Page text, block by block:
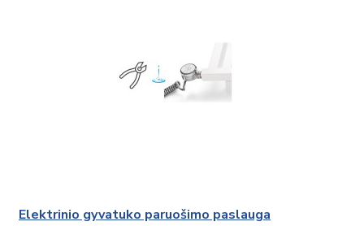
Elektrinio gyvatuko paruošimo paslauga